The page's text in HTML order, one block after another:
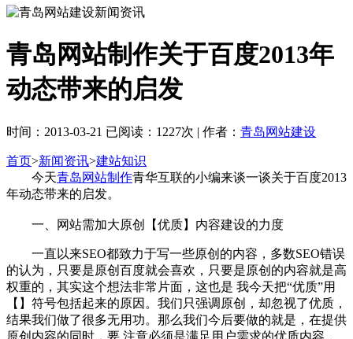
青岛网站制作关于百度2013年
动态带来的启发
时间：2013-03-21 已阅读：1227次 | 作者： 青岛网站建设
首页>新闻资讯>建站知识
今天青岛网站制作青华互联的小编来谈一谈关于百度2013
年动态带来的启发。
一、网站需加大原创【优质】内容建设的力度
一直以来SEO都致力于写一些原创的内容，多数SEO错误
的认为，只要是原创百度就会喜欢，只要是原创的内容就是高
权重的，其实这个想法非常片面，这也是 我今天把“优质”用
【】符号包括起来的原因。我们只强调原创，却忽视了优质，
结果我们做了很多无用功。那么我们今后要做的就是，在提供
原创内容的同时，要 注意必须是满足用户需求的优质内容，